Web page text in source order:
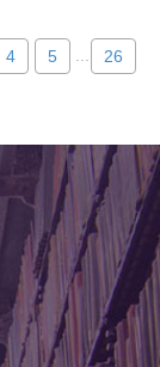
4 5 26